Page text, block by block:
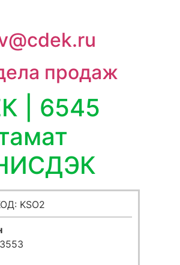
продаж
| 6545
KSO2